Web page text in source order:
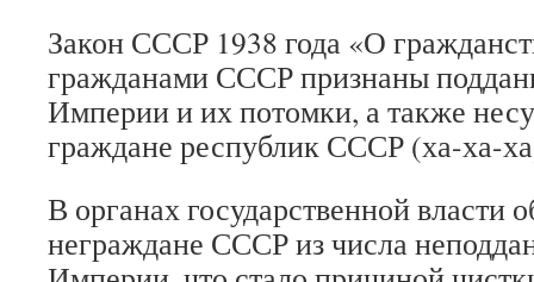
Закон СССР 1938 года «О
гражданами СССР признаны
Империи и их потомки, а также
граждане республик СССР (ха-ха-
В органах государственной власти
неграждане СССР из числа